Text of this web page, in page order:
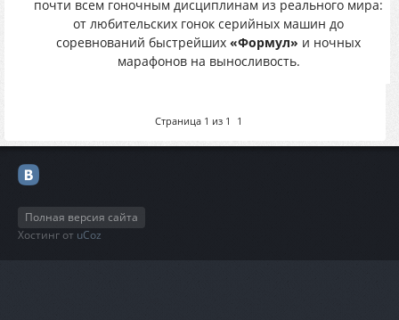
почти всем гоночным дисциплинам из реального мира:
от любительских гонок серийных машин до
соревнований быстрейших «Формул» и ночных
марафонов на выносливость.
Страница 1 из 1 1
Полная версия сайта
Хостинг от uCoz